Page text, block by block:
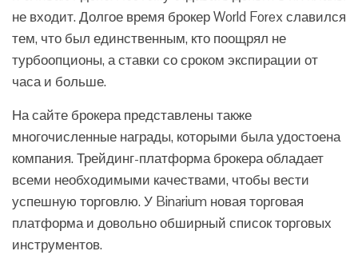
не входит. Долгое время брокер World Forex славился
тем, что был единственным, кто поощрял не
турбоопционы, а ставки со сроком экспирации от
часа и больше.
На сайте брокера представлены также
многочисленные награды, которыми была удостоена
компания. Трейдинг-платформа брокера обладает
всеми необходимыми качествами, чтобы вести
успешную торговлю. У Binarium новая торговая
платформа и довольно обширный список торговых
инструментов.